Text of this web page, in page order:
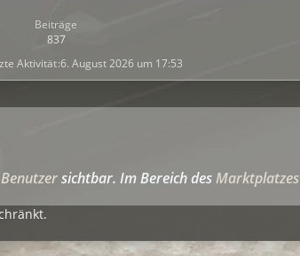
Beiträge
837
Aktivität 6. August 2026 um 17:53
sichtbar. Im Bereich desMarktplatzes